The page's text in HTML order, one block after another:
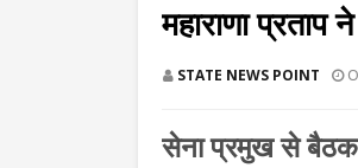
महाराणा प्रताप
STATE NEWS POINT
सेना प्रमुख से बैठक